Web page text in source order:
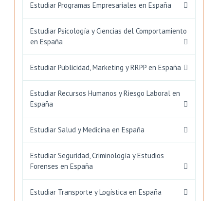
Estudiar Programas Empresariales en España
Estudiar Psicología y Ciencias del Comportamiento
en España
Estudiar Publicidad, Marketing y RRPP en España
Estudiar Recursos Humanos y Riesgo Laboral en
España
Estudiar Salud y Medicina en España
Estudiar Seguridad, Criminología y Estudios
Forenses en España
Estudiar Transporte y Logística en España